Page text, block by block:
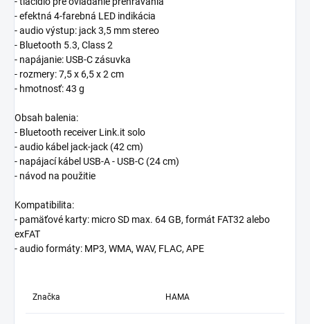
- efektná 4-farebná LED indikácia
- audio výstup: jack 3,5 mm stereo
- Bluetooth 5.3, Class 2
- napájanie: USB-C zásuvka
- rozmery: 7,5 x 6,5 x 2 cm
- hmotnosť: 43 g
Obsah balenia:
- Bluetooth receiver Link.it solo
- audio kábel jack-jack (42 cm)
- napájací kábel USB-A - USB-C (24 cm)
- návod na použitie
Kompatibilita:
- pamäťové karty: micro SD max. 64 GB, formát FAT32 alebo
exFAT
- audio formáty: MP3, WMA, WAV, FLAC, APE
Značka HAMA